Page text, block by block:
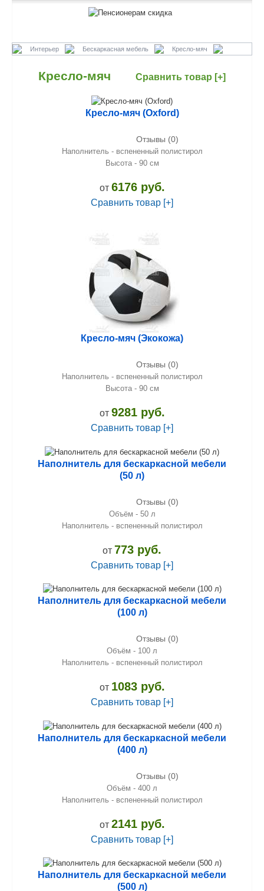
Интерьер Бескаркасная мебель Кресло-мяч
Кресло-мяч Сравнить товар [+]
Кресло-мяч (Oxford)
Отзывы (0)
Наполнитель - вспененный полистирол
Высота - 90 см
от 6176 руб.
Сравнить товар [+]
Кресло-мяч (Экокожа)
Отзывы (0)
Наполнитель - вспененный полистирол
Высота - 90 см
от 9281 руб.
Сравнить товар [+]
Наполнитель для бескаркасной мебели
(50 л)
Отзывы (0)
Объём - 50 л
Наполнитель - вспененный полистирол
от 773 руб.
Сравнить товар [+]
Наполнитель для бескаркасной мебели
(100 л)
Отзывы (0)
Объём - 100 л
Наполнитель - вспененный полистирол
от 1083 руб.
Сравнить товар [+]
Наполнитель для бескаркасной мебели
(400 л)
Отзывы (0)
Объём - 400 л
Наполнитель - вспененный полистирол
от 2141 руб.
Сравнить товар [+]
Наполнитель для бескаркасной мебели
(500 л)